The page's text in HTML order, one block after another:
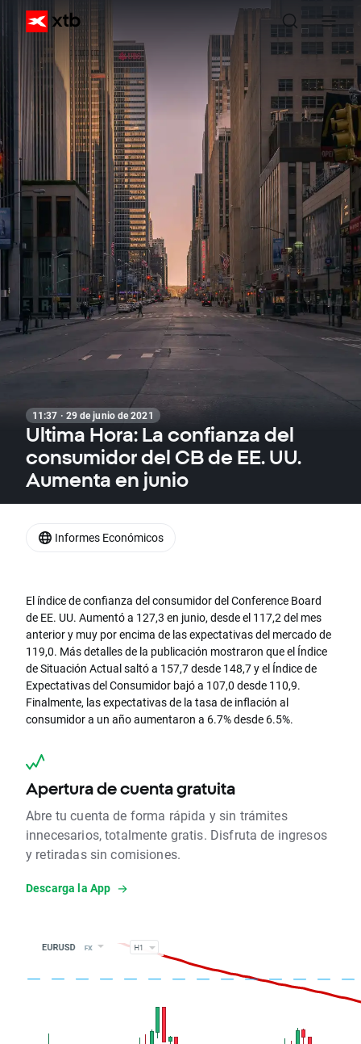
11:37 · 29 de junio de 2021
Ultima Hora: La confianza del
consumidor del CB de EE. UU.
Aumenta en junio
El índice de confianza del consumidor del Conference Board
de EE. UU. Aumentó a 127,3 en junio, desde el 117,2 del mes
anterior y muy por encima de las expectativas del mercado de
119,0. Más detalles de la publicación mostraron que el Índice
de Situación Actual saltó a 157,7 desde 148,7 y el Índice de
Expectativas del Consumidor bajó a 107,0 desde 110,9.
Finalmente, las expectativas de la tasa de inflación al
consumidor a un año aumentaron a 6.7% desde 6.5%.
Apertura de cuenta gratuita
Abre tu cuenta de forma rápida y sin trámites
innecesarios, totalmente gratis. Disfruta de ingresos
y retiradas sin comisiones.
Descarga la App
Informes Económicos